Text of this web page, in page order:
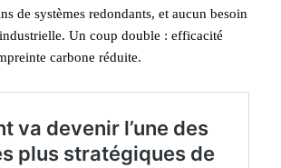
de systèmes redondants, et aucun besoin
Un coup double : efficacité
carbone réduite.